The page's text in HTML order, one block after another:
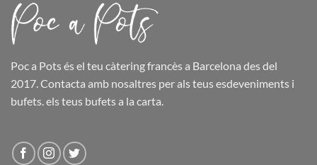
Poc a Potsés el teu càtering francès a Barcelona des del
2017. Contacta amb nosaltres per als teus esdeveniments i
bufets.els teus bufetsa la carta.